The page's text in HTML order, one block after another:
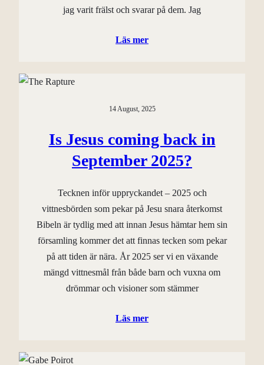
jag varit frälst och svarar på dem. Jag
Läs mer
14 August, 2025
Is Jesus coming back in
September 2025?
Tecknen inför uppryckandet – 2025 och
vittnesbörden som pekar på Jesu snara återkomst
Bibeln är tydlig med att innan Jesus hämtar hem sin
församling kommer det att finnas tecken som pekar
på att tiden är nära. År 2025 ser vi en växande
mängd vittnesmål från både barn och vuxna om
drömmar och visioner som stämmer
Läs mer